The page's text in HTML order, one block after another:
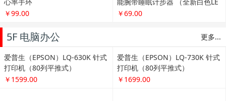
￥99.00
D提示灯版）
￥69.00
更多...
5F 电脑办公